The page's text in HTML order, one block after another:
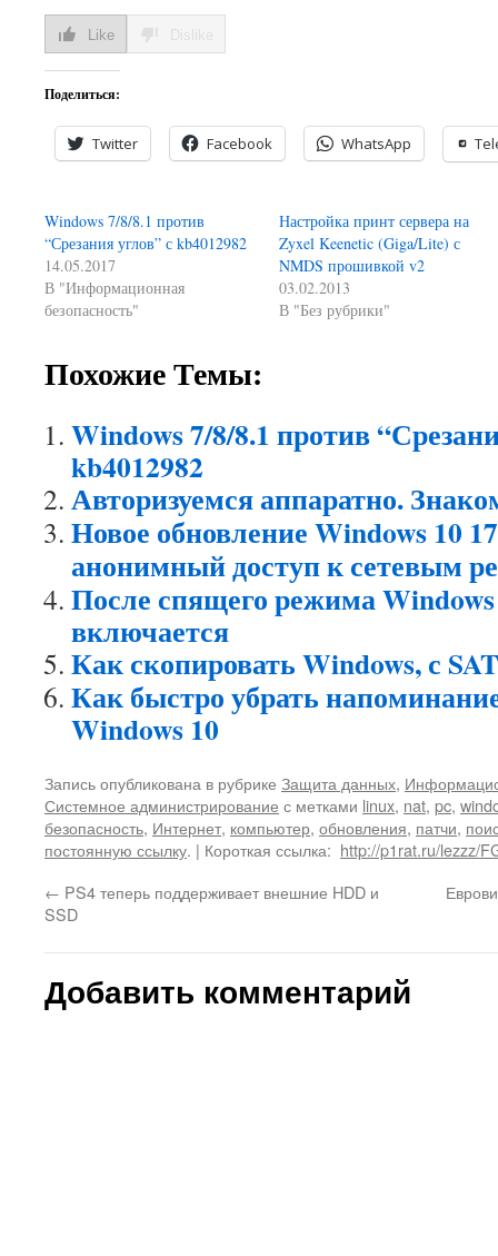
Like
Поделиться:
Twitter Facebook WhatsApp
Windows 7/8/8.1 против
“Срезания углов” с kb4012982
14.05.2017
В "Информационная
безопасность"
Настройка принт сервера на
Zyxel Keenetic (Giga/Lite) с
NMDS прошивкой v2
03.02.2013
В "Без рубрики"
Похожие Темы:
Windows 7/8/8.1 против
kb4012982
Авторизуемся аппаратно.
Новое обновление Windows 10
анонимный доступ к сетевым
После спящего режима
включается
Как скопировать Windows, с
Как быстро убрать
Windows 10
Запись опубликована в рубрике Защита данных,
Системное администрирование с метками linux, nat, pc,
безопасность, Интернет, компьютер, обновления, патчи,
постоянную ссылку. | Короткая ссылка: http://p1rat.ru/lezzz/
← PS4 теперь поддерживает внешние HDD и
SSD
Добавить комментарий